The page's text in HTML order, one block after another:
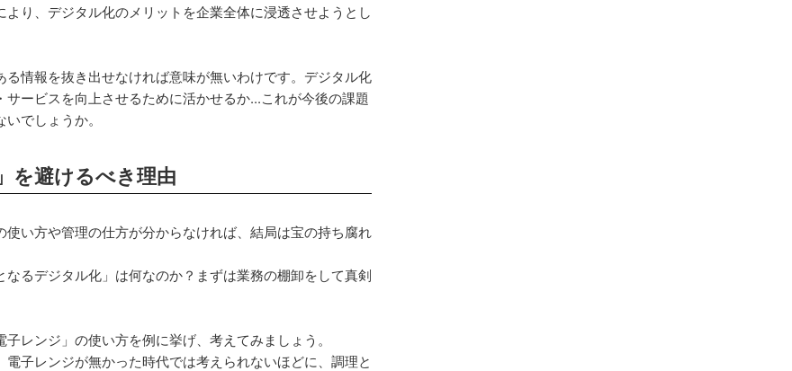
り、デジタル化のメリットを企業全体に浸透させようとし
情報を抜き出せなければ意味が無いわけです。デジタル化
ービスを向上させるために活かせるか...これが今後の課題
でしょうか。
を避けるべき理由
い方や管理の仕方が分からなければ、結局は宝の持ち腐れ
るデジタル化」は何なのか？まずは業務の棚卸をして真剣
レンジ」の使い方を例に挙げ、考えてみましょう。
子レンジが無かった時代では考えられないほどに、調理と